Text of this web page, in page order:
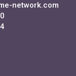
network.com